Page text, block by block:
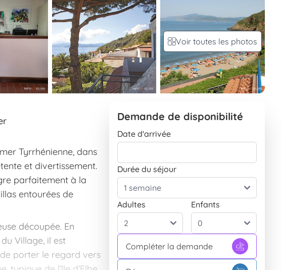
Tyrrhénienne, dans
et divertissement.
parfaitement à la
entourées de
découpée. En
Village, il est
porter le regard vers
Demande de disponibilité
Date d'arrivée
Durée du séjour
Adultes Enfants
Compléter la demande
Voir toutes les photos